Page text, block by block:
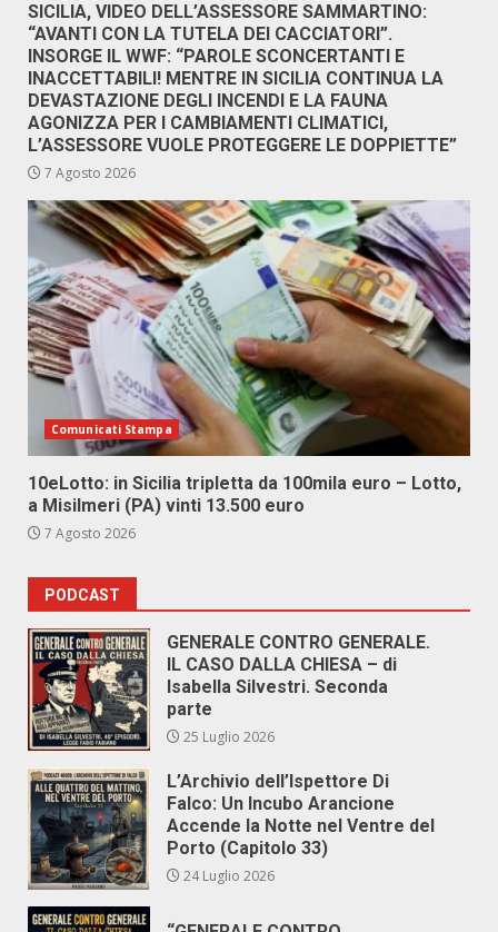
SICILIA, VIDEO DELL’ASSESSORE SAMMARTINO:
“AVANTI CON LA TUTELA DEI CACCIATORI”.
INSORGE IL WWF: “PAROLE SCONCERTANTI E
INACCETTABILI! MENTRE IN SICILIA CONTINUA LA
DEVASTAZIONE DEGLI INCENDI E LA FAUNA
AGONIZZA PER I CAMBIAMENTI CLIMATICI,
L’ASSESSORE VUOLE PROTEGGERE LE DOPPIETTE”
7 Agosto 2026
Comunicati Stampa
10eLotto: in Sicilia tripletta da 100mila euro – Lotto,
a Misilmeri (PA) vinti 13.500 euro
7 Agosto 2026
PODCAST
GENERALE CONTRO GENERALE.
IL CASO DALLA CHIESA – di
Isabella Silvestri. Seconda
parte
25 Luglio 2026
L’Archivio dell’Ispettore Di
Falco: Un Incubo Arancione
Accende la Notte nel Ventre del
Porto (Capitolo 33)
24 Luglio 2026